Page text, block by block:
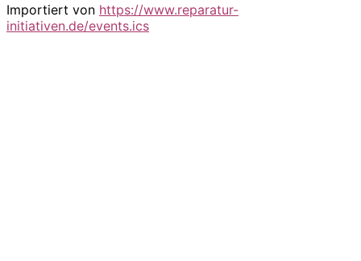
Importiert von https://www.reparatur-
initiativen.de/events.ics